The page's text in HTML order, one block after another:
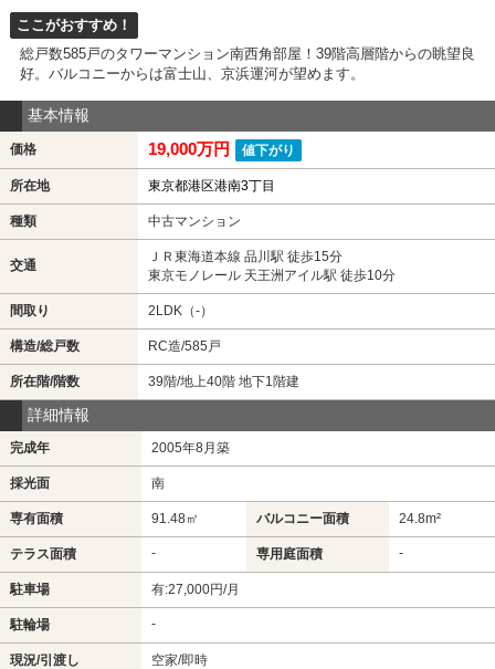
ここがおすすめ！
総戸数585戸のタワーマンション南西角部屋！39階高層階からの眺望良
好。バルコニーからは富士山、京浜運河が望めます。
基本情報
価格 19,000万円 値下がり
所在地 東京都港区港南3丁目
種類 中古マンション
交通
ＪＲ東海道本線 品川駅 徒歩15分
東京モノレール 天王洲アイル駅 徒歩10分
間取り 2LDK（-）
構造/総戸数 RC造/585戸
所在階/階数 39階/地上40階 地下1階建
詳細情報
完成年 2005年8月築
採光面 南
専有面積 91.48㎡ バルコニー面積 24.8m²
テラス面積 - 専用庭面積 -
駐車場 有:27,000円/月
駐輪場 -
現況/引渡し 空家/即時